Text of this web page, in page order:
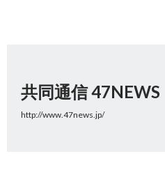
共同通信 47NEWS
http://www.47news.jp/